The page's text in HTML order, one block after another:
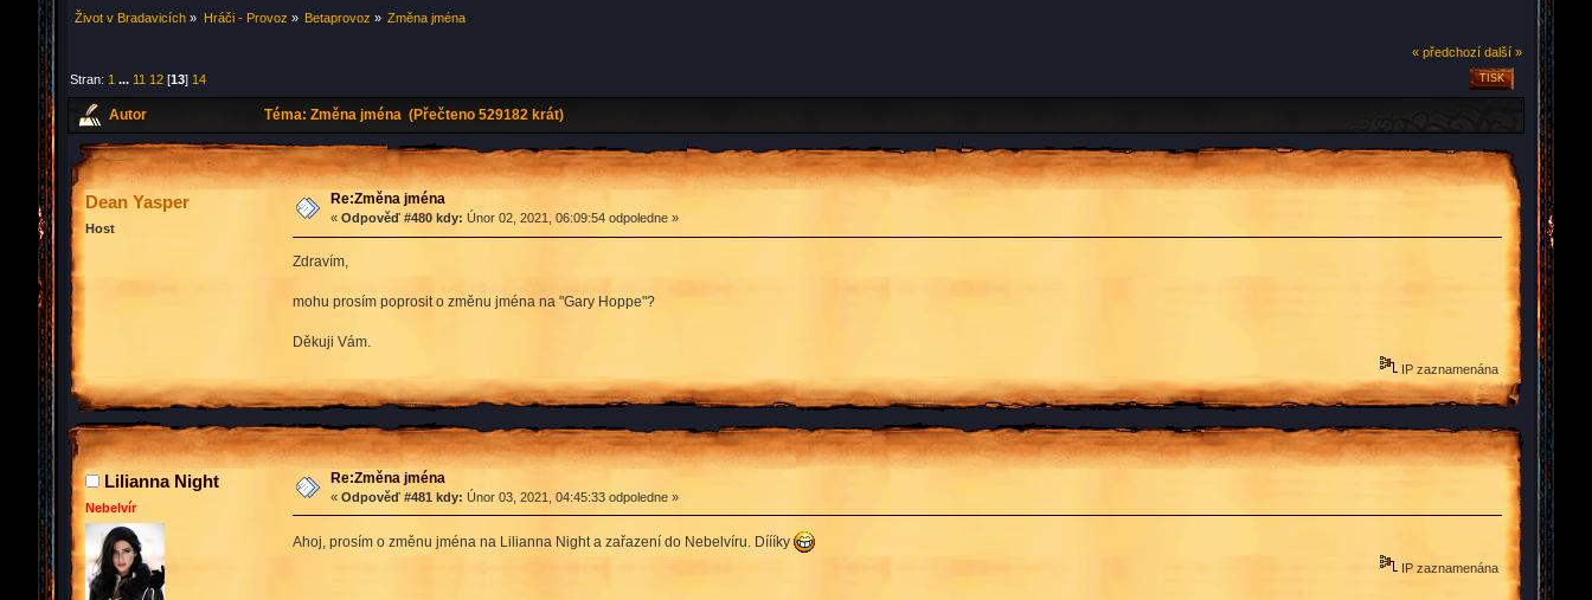
Život v Bradavicích » Hráči - Provoz » Betaprovoz » Změna jména
« předchozí další »
TISK
Stran: 1 ... 11 12 [13] 14
Autor Téma: Změna jména (Přečteno 529182 krát)
Dean Yasper
Host
Re:Změna jména
« Odpověď #480 kdy: Únor 02, 2021, 06:09:54 odpoledne »
Zdravím,
mohu prosím poprosit o změnu jména na "Gary Hoppe"?
Děkuji Vám.
IP zaznamenána
Lilianna Night
Nebelvír
Re:Změna jména
« Odpověď #481 kdy: Únor 03, 2021, 04:45:33 odpoledne »
Ahoj, prosím o změnu jména na Lilianna Night a zařazení do Nebelvíru. Díííky
IP zaznamenána